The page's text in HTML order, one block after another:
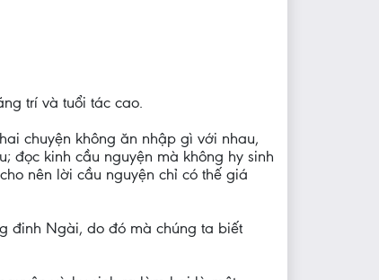
trí và tuổi tác cao.
chuyện không ăn nhập gì với nhau,
đọc kinh cầu nguyện mà không hy sinh
nên lời cầu nguyện chỉ có thế giá
đinh Ngài, do đó mà chúng ta biết